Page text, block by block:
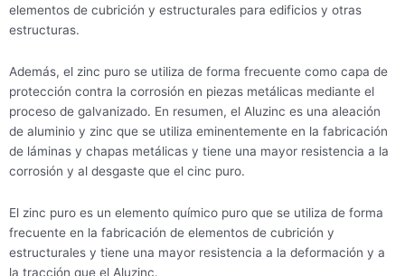
elementos de cubrición y estructurales para edificios y otras
estructuras.
Además, el zinc puro se utiliza de forma frecuente como capa de
protección contra la corrosión en piezas metálicas mediante el
proceso de galvanizado. En resumen, el Aluzinc es una aleación
de aluminio y zinc que se utiliza eminentemente en la fabricación
de láminas y chapas metálicas y tiene una mayor resistencia a la
corrosión y al desgaste que el cinc puro.
El zinc puro es un elemento químico puro que se utiliza de forma
frecuente en la fabricación de elementos de cubrición y
estructurales y tiene una mayor resistencia a la deformación y a
la tracción que el Aluzinc.